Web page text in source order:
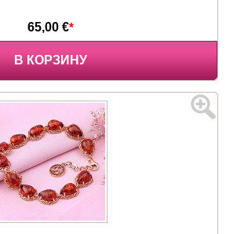
65,00 €*
В КОРЗИНУ